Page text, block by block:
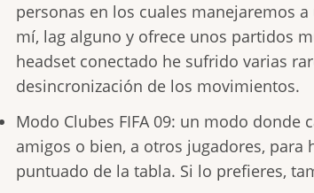
personas en los cuales manejaremos
mí, lag alguno y ofrece unos partidos
headset conectado he sufrido varias
desincronización de los movimientos.
Modo Clubes FIFA 09: un modo
amigos o bien, a otros jugadores, para
puntuado de la tabla. Si lo prefieres,